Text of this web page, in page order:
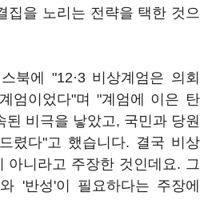
집을 노리는 전략을 택한 것으
북에 "12·3 비상계엄은 의회
엄이었다"며 "계엄에 이은 탄
된 비극을 낳았고, 국민과 당원
렸다"고 했습니다. 결국 비상
아니라고 주장한 것인데요. 그
'반성'이 필요하다는 주장에